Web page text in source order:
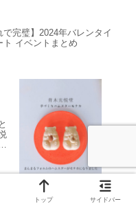
で完璧】2024年バレンタイ
ト イベントまとめ
トップ サイドバー